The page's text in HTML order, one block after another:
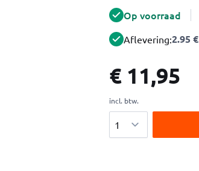
Op voorraad
Aflevering:2.95 €
€ 11,95
incl. btw.